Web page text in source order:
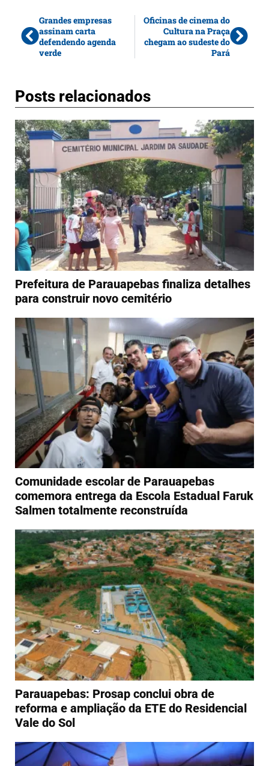
Grandes empresas
assinam carta
defendendo agenda
verde
Oficinas de cinema do
Cultura na Praça
chegam ao sudeste do
Pará
Posts relacionados
Prefeitura de Parauapebas finaliza detalhes
para construir novo cemitério
Comunidade escolar de Parauapebas
comemora entrega da Escola Estadual Faruk
Salmen totalmente reconstruída
Parauapebas: Prosap conclui obra de
reforma e ampliação da ETE do Residencial
Vale do Sol